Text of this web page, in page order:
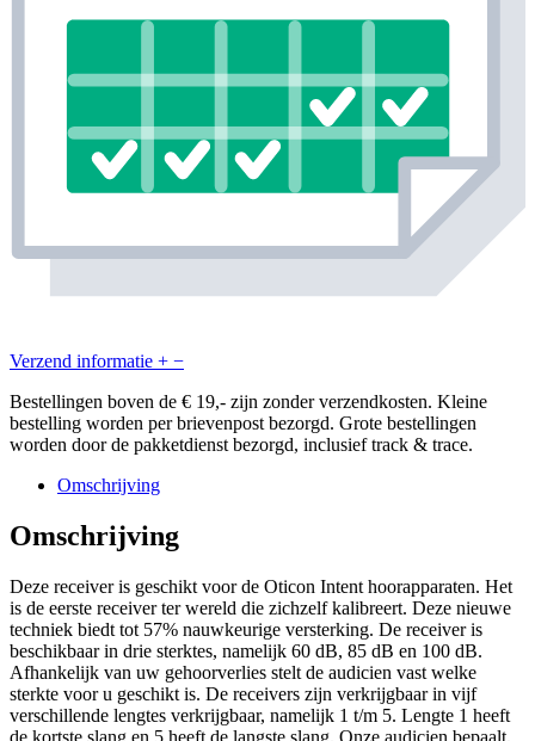
Verzend informatie + −
Bestellingen boven de € 19,- zijn zonder verzendkosten. Kleine
bestelling worden per brievenpost bezorgd. Grote bestellingen
worden door de pakketdienst bezorgd, inclusief track & trace.
Omschrijving
Omschrijving
Deze receiver is geschikt voor de Oticon Intent hoorapparaten. Het
is de eerste receiver ter wereld die zichzelf kalibreert. Deze nieuwe
techniek biedt tot 57% nauwkeurige versterking. De receiver is
beschikbaar in drie sterktes, namelijk 60 dB, 85 dB en 100 dB.
Afhankelijk van uw gehoorverlies stelt de audicien vast welke
sterkte voor u geschikt is. De receivers zijn verkrijgbaar in vijf
verschillende lengtes verkrijgbaar, namelijk 1 t/m 5. Lengte 1 heeft